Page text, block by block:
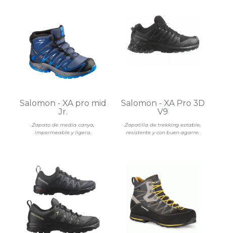
Zapato de media canya,
impermeable y ligera.
Salomon - XA pro mid
Jr.
Zapatilla de trekking estable,
resistente y con buen agarre.
Salomon - XA Pro 3D
V9